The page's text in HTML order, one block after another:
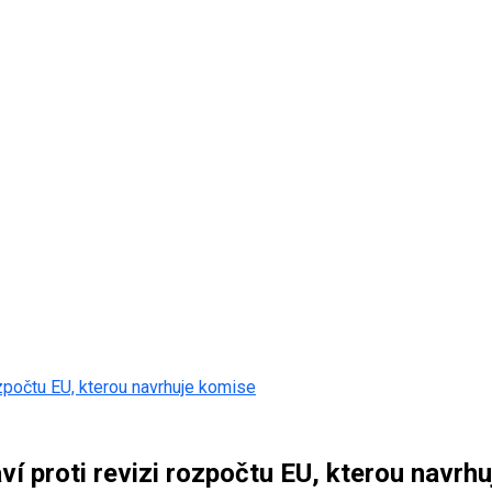
EU, kterou navrhuje komise
proti revizi rozpočtu EU, kterou